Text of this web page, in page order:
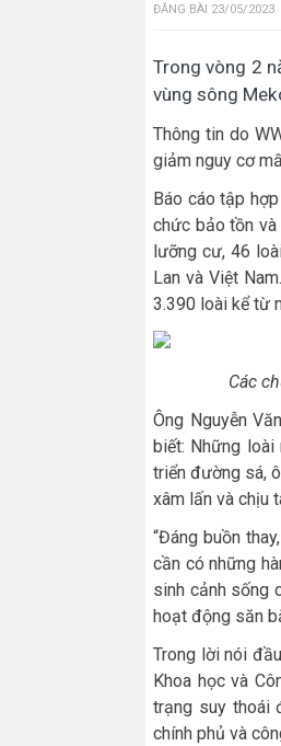
ĐĂNG BÀI 23/05/2023
Trong vòng 2
vùng sông
Thông tin do
giảm nguy cơ
Báo cáo tập
chức bảo tồn
lưỡng cư, 46
Lan và Việt
3.390 loài kể từ
Các
Ông Nguyễn
biết: Những
triển đường sá,
xâm lấn và chịu
“Đáng buồn
cần có những
sinh cảnh sống
hoạt động săn
Trong lời nói
Khoa học và
trạng suy thoái
chính phủ và